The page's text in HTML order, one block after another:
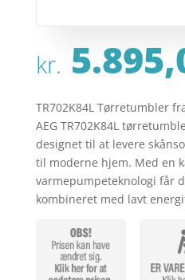
kr.
TR702K84L Tørretumbler
AEG TR702K84L
designet til at levere
til moderne hjem. Med en
varmepumpeteknologi får
kombineret med lavt